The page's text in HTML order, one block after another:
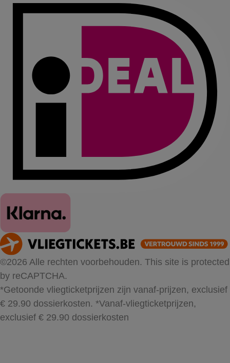
©2026 Alle rechten voorbehouden. This site is protected
by reCAPTCHA.
*Getoonde vliegticketprijzen zijn vanaf-prijzen, exclusief
€ 29.90 dossierkosten. *Vanaf-vliegticketprijzen,
exclusief € 29.90 dossierkosten